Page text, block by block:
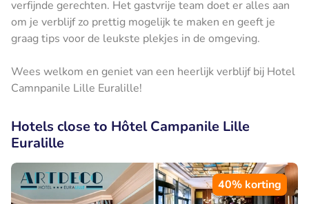
verfijnde gerechten. Het gastvrije team doet er alles aan
om je verblijf zo prettig mogelijk te maken en geeft je
graag tips voor de leukste plekjes in de omgeving.
Wees welkom en geniet van een heerlijk verblijf bij Hotel
Camnpanile Lille Euralille!
Hotels close to Hôtel Campanile Lille
Euralille
40% korting